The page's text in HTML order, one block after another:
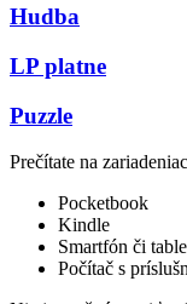
Hudba
LP platne
Puzzle
Prečítate na
Pocketbook
Kindle
Smartfón či
Počítač s